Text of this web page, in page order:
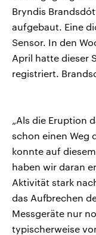
Bryndis
aufgebaut. Eine
Sensor. In den
April hatte dieser
registriert.
„Als die Eruption
schon einen Weg
konnte auf
haben wir daran
Aktivität stark
das Aufbrechen
Messgeräte nur
typischerweise